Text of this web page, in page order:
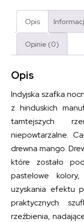
lite
drewno
mango
Opis
Opinie (0)
Opis
Indyjska szafka
z hinduskich
tamtejszych
niepowtarzalne.
drewna mango.
które zostało
pastelowe
uzyskania efektu
praktycznych
rzeźbienia,